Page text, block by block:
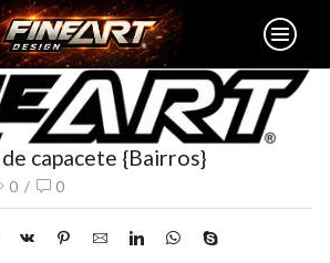
capacete {Bairros}
0 / 0